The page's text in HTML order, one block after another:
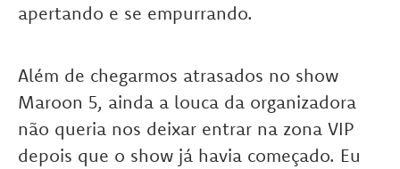
apertando e se empurrando.
Além de chegarmos atrasados no show
Maroon 5, ainda a louca da organizadora
não queria nos deixar entrar na zona VIP
depois que o show já havia começado. Eu